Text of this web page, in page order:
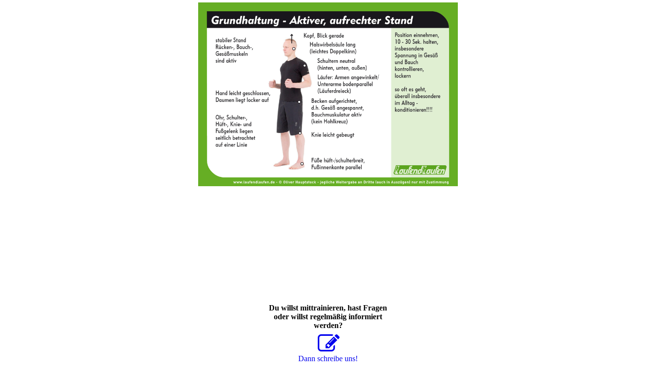
Du willst mittrainieren, hast Fragen
oder willst regelmäßig informiert
werden?
Dann schreibe uns!